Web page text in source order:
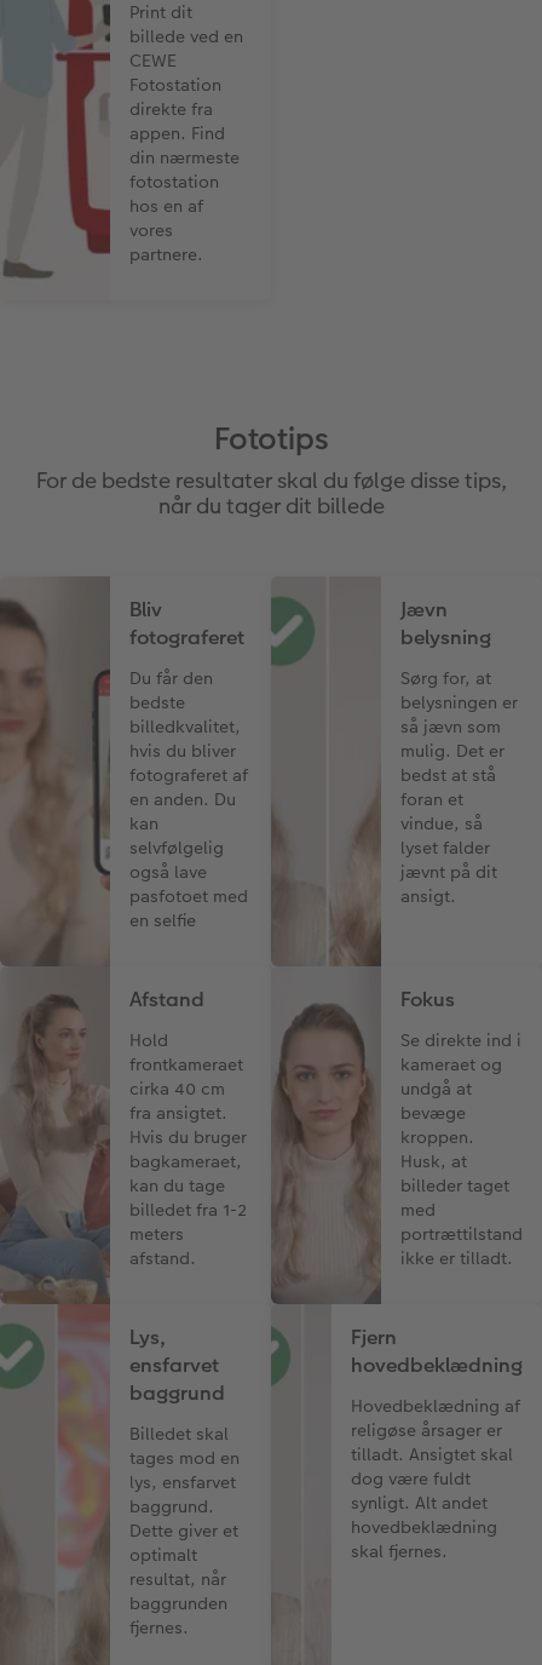
Print dit
billede ved en
CEWE
Fotostation
direkte fra
appen. Find
din nærmeste
fotostation
hos en af
vores
partnere.
Fototips
For de bedste resultater skal du følge disse tips,
når du tager dit billede
Bliv
fotograferet
Du får den
bedste
billedkvalitet,
hvis du bliver
fotograferet af
en anden. Du
kan
selvfølgelig
også lave
pasfotoet med
en selfie
Jævn
belysning
Sørg for, at
belysningen er
så jævn som
mulig. Det er
bedst at stå
foran et
vindue, så
lyset falder
jævnt på dit
ansigt.
Afstand
Hold
frontkameraet
cirka 40 cm
fra ansigtet.
Hvis du bruger
bagkameraet,
kan du tage
billedet fra 1-2
meters
afstand.
Fokus
Se direkte ind i
kameraet og
undgå at
bevæge
kroppen.
Husk, at
billeder taget
med
portrættilstand
ikke er tilladt.
Lys,
ensfarvet
baggrund
Billedet skal
tages mod en
lys, ensfarvet
baggrund.
Dette giver et
optimalt
resultat, når
baggrunden
fjernes.
Fjern
hovedbeklædning
Hovedbeklædning af
religøse årsager er
tilladt. Ansigtet skal
dog være fuldt
synligt. Alt andet
hovedbeklædning
skal fjernes.